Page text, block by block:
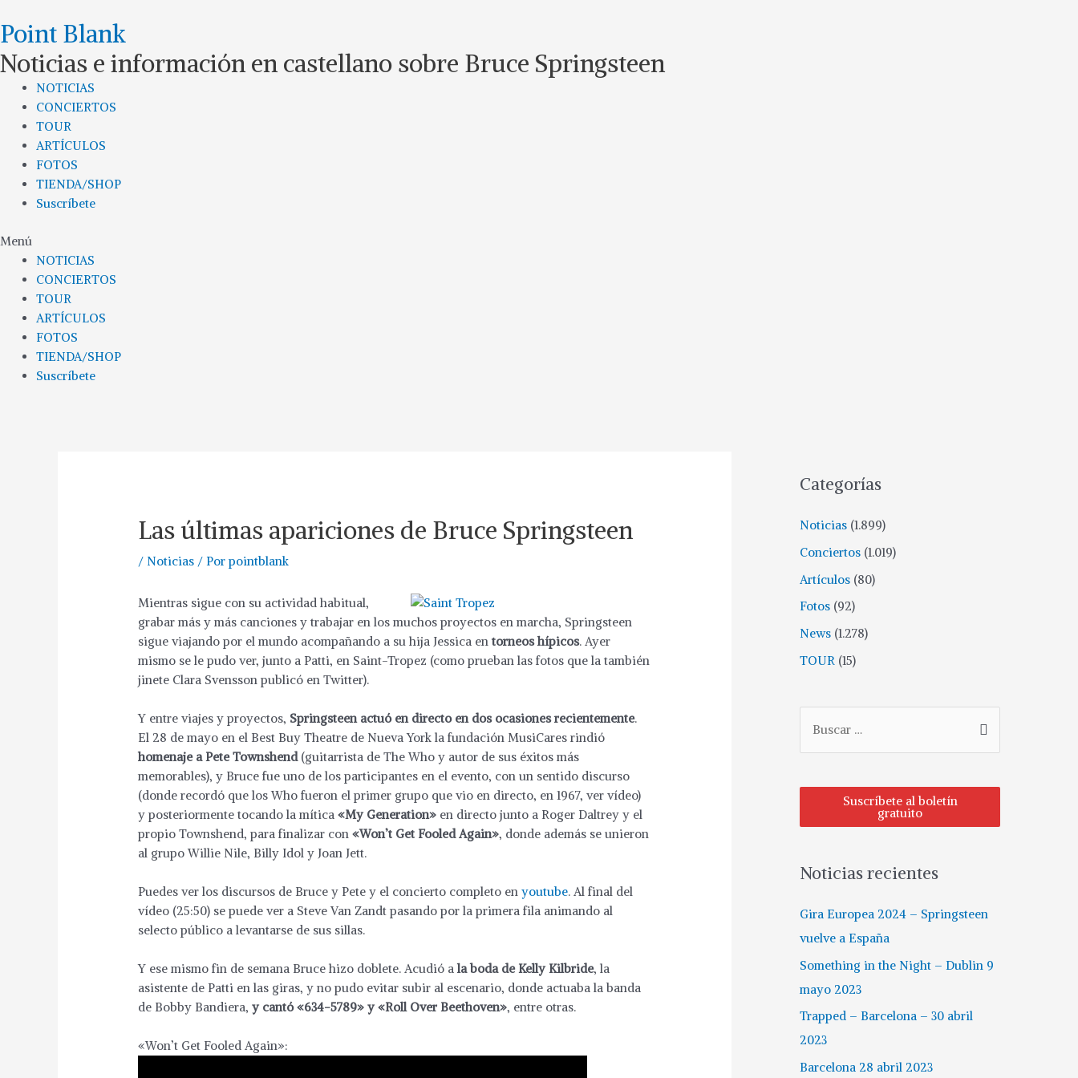
al
contenido
Point Blank
Noticias e información en castellano sobre Bruce Springsteen
NOTICIAS
CONCIERTOS
TOUR
ARTÍCULOS
FOTOS
TIENDA/SHOP
Suscríbete
Menú
NOTICIAS
CONCIERTOS
TOUR
ARTÍCULOS
FOTOS
TIENDA/SHOP
Suscríbete
Las últimas apariciones de Bruce Springsteen
/ Noticias / Porpointblank
Mientras sigue con su actividad habitual,
grabar más y más canciones y trabajar en los muchos proyectos en marcha, Springsteen
sigue viajando por el mundo acompañando a su hija Jessica entorneos hípicos. Ayer
mismo se le pudo ver, junto a Patti, en Saint-Tropez (como prueban las fotos que la también
jinete Clara Svensson publicó en Twitter).
Y entre viajes y proyectos, Springsteen actuó en directo en dos ocasiones recientemente.
El 28 de mayo en el Best Buy Theatre de Nueva York la fundación MusiCares rindió
homenaje a Pete Townshend(guitarrista de The Who y autor de sus éxitos más
memorables), y Bruce fue uno de los participantes en el evento, con un sentido discurso
(donde recordó que los Who fueron el primer grupo que vio en directo, en 1967, ver vídeo)
y posteriormente tocando la mítica«My Generation» en directo junto a Roger Daltrey y el
propio Townshend, para finalizar con«Won’t Get Fooled Again», donde además se unieron
al grupo Willie Nile, Billy Idol y Joan Jett.
Puedes ver los discursos de Bruce y Pete y el concierto completo enyoutube. Al final del
vídeo (25:50) se puede ver a Steve Van Zandt pasando por la primera fila animando al
selecto público a levantarse de sus sillas.
Y ese mismo fin de semana Bruce hizo doblete. Acudió ala boda de Kelly Kilbride, la
asistente de Patti en las giras, y no pudo evitar subir al escenario, donde actuaba la banda
de Bobby Bandiera,y cantó «634-5789» y «Roll Over Beethoven», entre otras.
«Won’t Get Fooled Again»:
Categorías
Noticias (1.899)
Conciertos (1.019)
Artículos (80)
Fotos (92)
News (1.278)
TOUR (15)
c
r
:
Suscríbete al boletín
gratuito
Noticias recientes
Gira Europea 2024 – Springsteen
vuelve a España
Something in the Night – Dublin 9
mayo 2023
Trapped – Barcelona – 30 abril
2023
Barcelona 28 abril 2023